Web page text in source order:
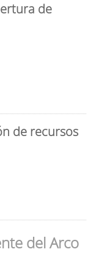
de
de recursos
del Arco